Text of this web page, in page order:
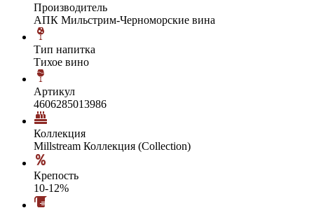
Производитель
АПК Мильстрим-Черноморские вина
Тип напитка
Тихое вино
Артикул
4606285013986
Коллекция
Millstream Коллекция (Collection)
Крепость
10-12%